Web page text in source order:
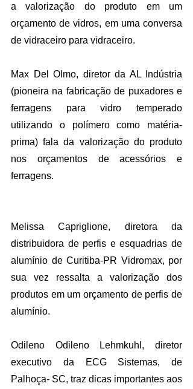
a valorização do produto em um
orçamento de vidros, em uma conversa
de vidraceiro para vidraceiro.
Max Del Olmo, diretor da AL Indústria
(pioneira na fabricação de puxadores e
ferragens para vidro temperado
utilizando o polímero como matéria-
prima) fala da valorização do produto
nos orçamentos de acessórios e
ferragens.
Melissa Capriglione, diretora da
distribuidora de perfis e esquadrias de
alumínio de Curitiba-PR Vidromax, por
sua vez ressalta a valorização dos
produtos em um orçamento de perfis de
alumínio.
Odileno Odileno Lehmkuhl, diretor
executivo da ECG Sistemas, de
Palhoça- SC, traz dicas importantes aos